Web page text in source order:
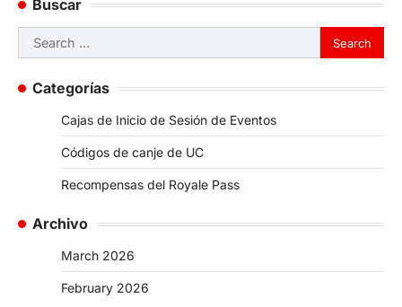
Buscar
Search
for:
Categorías
Cajas de Inicio de Sesión de Eventos
Códigos de canje de UC
Recompensas del Royale Pass
Archivo
March 2026
February 2026